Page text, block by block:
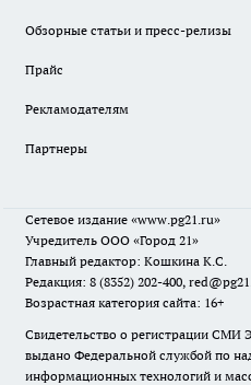
Обзорные статьи и пресс-релизы
Прайс
Рекламодателям
Партнеры
Сетевое издание «www.pg21.ru»
Учредитель ООО «Город 21»
Главный редактор: Кошкина К.С.
Редакция: 8 (8352) 202-400,
Возрастная категория сайта: 16+
Свидетельство о регистрации СМИ
выдано Федеральной службой по
информационных технологий и